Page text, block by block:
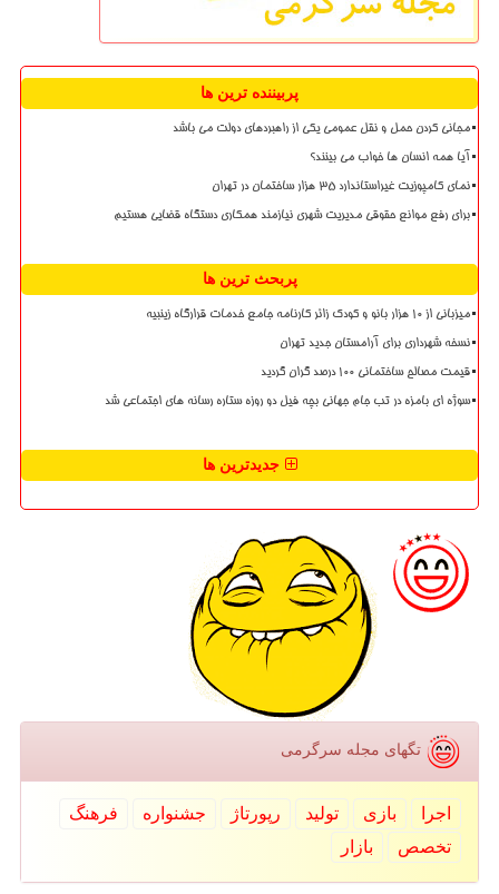
پربیننده ترین ها
مجانی کردن حمل و نقل عمومی یکی از راهبردهای دولت می باشد
آیا همه انسان ها خواب می بینند؟
نمای کامپوزیت غیراستاندارد ۳۵ هزار ساختمان در تهران
برای رفع موانع حقوقی مدیریت شهری نیازمند همکاری دستگاه قضایی هستیم
پربحث ترین ها
میزبانی از ۱۰ هزار بانو و کودک زائر کارنامه جامع خدمات قرارگاه زینبیه
نسخه شهرداری برای آرامستان جدید تهران
قیمت مصالح ساختمانی ۱۰۰ درصد گران گردید
سوژه ای بامزه در تب جام جهانی بچه فیل دو روزه ستاره رسانه های اجتماعی شد
جدیدترین ها
تگهای مجله سرگرمی
اجرا بازی تولید رپورتاژ جشنواره
فرهنگ
تخصص
بازار